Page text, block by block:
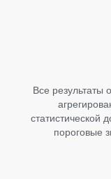
Все результаты
статистической
пороговые